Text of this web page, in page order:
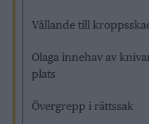
Vållande till
Olaga innehav av
plats
Övergrepp i rättssak